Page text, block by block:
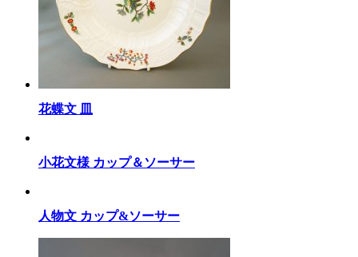
花蝶文 皿
小花文様 カップ＆ソーサー
人物文 カップ&ソーサー